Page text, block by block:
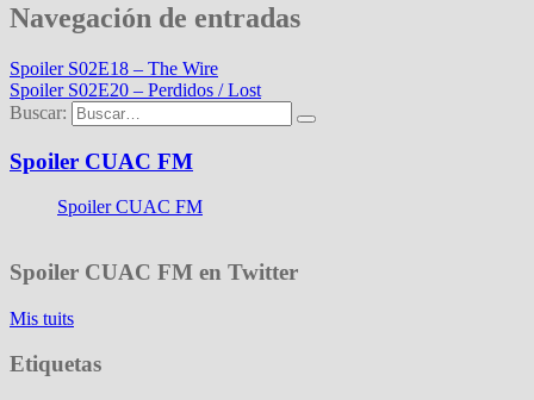
Navegación de entradas
Spoiler S02E18 – The Wire
Spoiler S02E20 – Perdidos / Lost
Buscar:
Spoiler CUAC FM
Spoiler CUAC FM
Spoiler CUAC FM en Twitter
Mis tuits
Etiquetas